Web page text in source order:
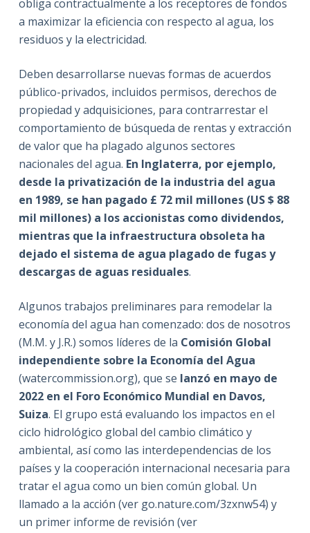
obliga contractualmente a los receptores de fondos
a maximizar la eficiencia con respecto al agua, los
residuos y la electricidad.
Deben desarrollarse nuevas formas de acuerdos
público-privados, incluidos permisos, derechos de
propiedad y adquisiciones, para contrarrestar el
comportamiento de búsqueda de rentas y extracción
de valor que ha plagado algunos sectores
nacionales del agua. En Inglaterra, por ejemplo,
desde la privatización de la industria del agua
en 1989, se han pagado £ 72 mil millones (US $ 88
mil millones) a los accionistas como dividendos,
mientras que la infraestructura obsoleta ha
dejado el sistema de agua plagado de fugas y
descargas de aguas residuales.
Algunos trabajos preliminares para remodelar la
economía del agua han comenzado: dos de nosotros
(M.M. y J.R.) somos líderes de la Comisión Global
independiente sobre la Economía del Agua
(watercommission.org), que se lanzó en mayo de
2022 en el Foro Económico Mundial en Davos,
Suiza. El grupo está evaluando los impactos en el
ciclo hidrológico global del cambio climático y
ambiental, así como las interdependencias de los
países y la cooperación internacional necesaria para
tratar el agua como un bien común global. Un
llamado a la acción (ver go.nature.com/3zxnw54) y
un primer informe de revisión (ver